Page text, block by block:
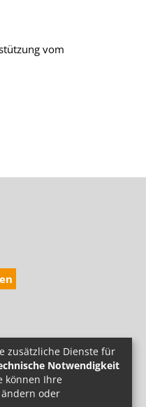
vom
zusätzliche Dienste für
Notwendigkeit
können Ihre
oder